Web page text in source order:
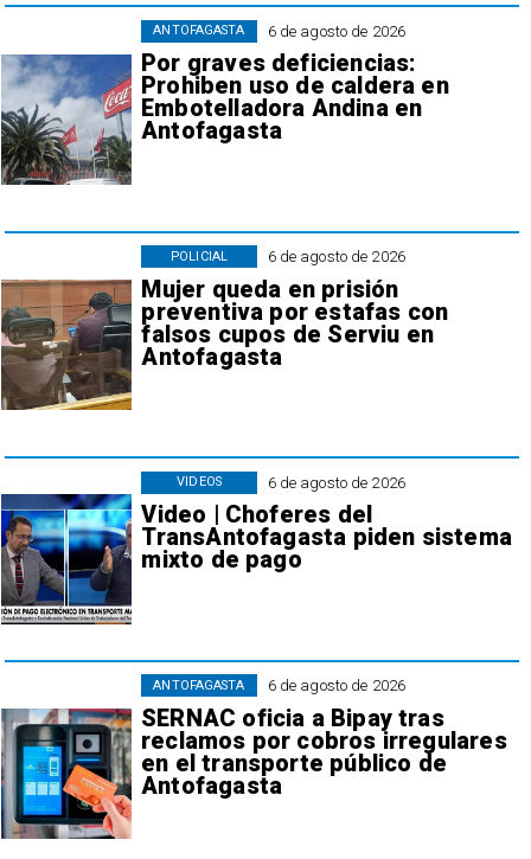
6 de agosto de 2026
Por graves deficiencias:
Prohiben uso de caldera en
Embotelladora Andina en
Antofagasta
ANTOFAGASTA
6 de agosto de 2026
Mujer queda en prisión
preventiva por estafas con
falsos cupos de Serviu en
Antofagasta
POLICIAL
6 de agosto de 2026
Video | Choferes del
TransAntofagasta piden sistema
mixto de pago
VIDEOS
6 de agosto de 2026
SERNAC oficia a Bipay tras
reclamos por cobros irregulares
en el transporte público de
Antofagasta
ANTOFAGASTA